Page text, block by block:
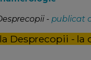
- publicat
Desprecopii - la